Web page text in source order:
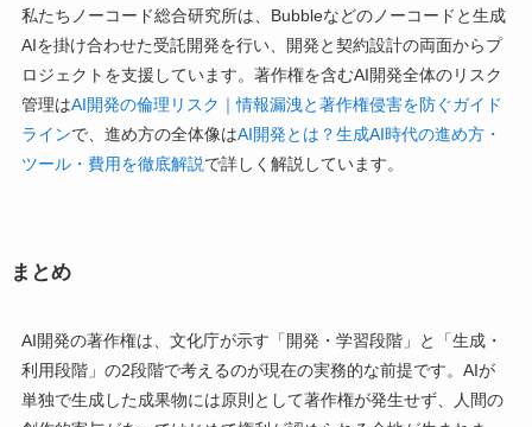
私たちノーコード総合研究所は、Bubbleなどのノーコードと生成
AIを掛け合わせた受託開発を行い、開発と契約設計の両面からプ
ロジェクトを支援しています。著作権を含むAI開発全体のリスク
管理はAI開発の倫理リスク｜情報漏洩と著作権侵害を防ぐガイド
ラインで、進め方の全体像はAI開発とは？生成AI時代の進め方・
ツール・費用を徹底解説で詳しく解説しています。
まとめ
AI開発の著作権は、文化庁が示す「開発・学習段階」と「生成・
利用段階」の2段階で考えるのが現在の実務的な前提です。AIが
単独で生成した成果物には原則として著作権が発生せず、人間の